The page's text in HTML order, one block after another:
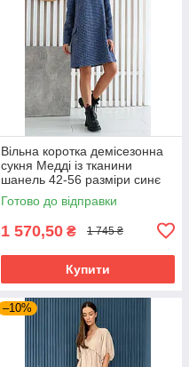
Вільна коротка демісезонна
сукня Медді із тканини
шанель 42-56 разміри синє
Готово до відправки
1 570,50 ₴ 1 745 ₴
Купити
–10%